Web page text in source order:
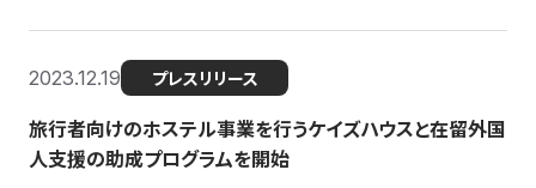
2023.12.19 プレスリリース
旅行者向けのホステル事業を行うケイズハウスと在留外国
人支援の助成プログラムを開始